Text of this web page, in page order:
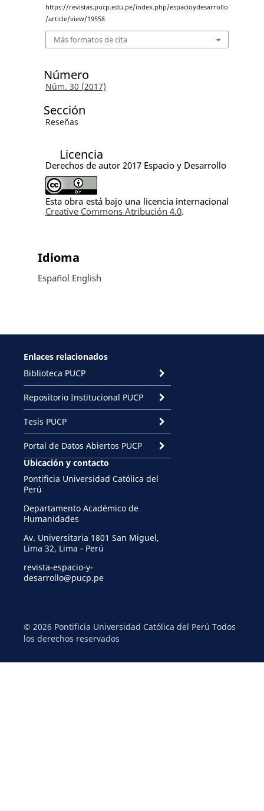
https://revistas.pucp.edu.pe/index.php/espacioydesarrollo
/article/view/19558
Más formatos de cita
Número
Núm. 30 (2017)
Sección
Reseñas
Licencia
Derechos de autor 2017 Espacio y Desarrollo
Esta obra está bajo una licencia internacional
Creative Commons Atribución 4.0.
Idioma
Español English
Enlaces relacionados
Biblioteca PUCP
Repositorio Institucional PUCP
Tesis PUCP
Portal de Datos Abiertos PUCP
Ubicación y contacto
Pontificia Universidad Católica del
Perú
Departamento Académico de
Humanidades
Av. Universitaria 1801 San Miguel,
Lima 32, Lima - Perú
revista-espacio-y-
desarrollo@pucp.pe
© 2026 Pontificia Universidad Católica del Perú Todos
los derechos reservados